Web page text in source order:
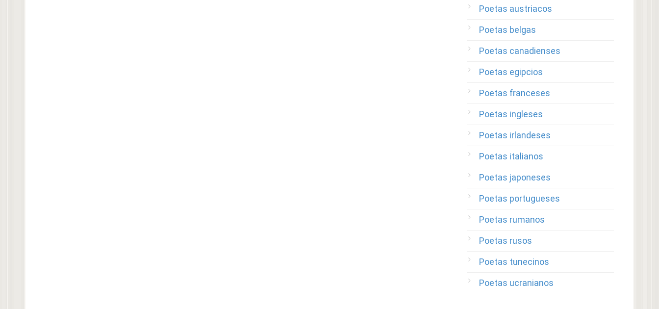
Poetas austriacos
Poetas belgas
Poetas canadienses
Poetas egipcios
Poetas franceses
Poetas ingleses
Poetas irlandeses
Poetas italianos
Poetas japoneses
Poetas portugueses
Poetas rumanos
Poetas rusos
Poetas tunecinos
Poetas ucranianos